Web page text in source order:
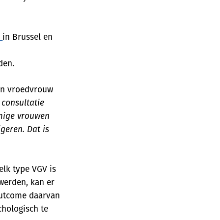
in Brussel en
vroedvrouw
vrouwen
Dat is
type VGV is
kan er
daarvan
te